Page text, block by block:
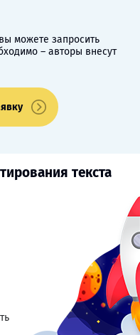
можете запросить
– авторы внесут
текста